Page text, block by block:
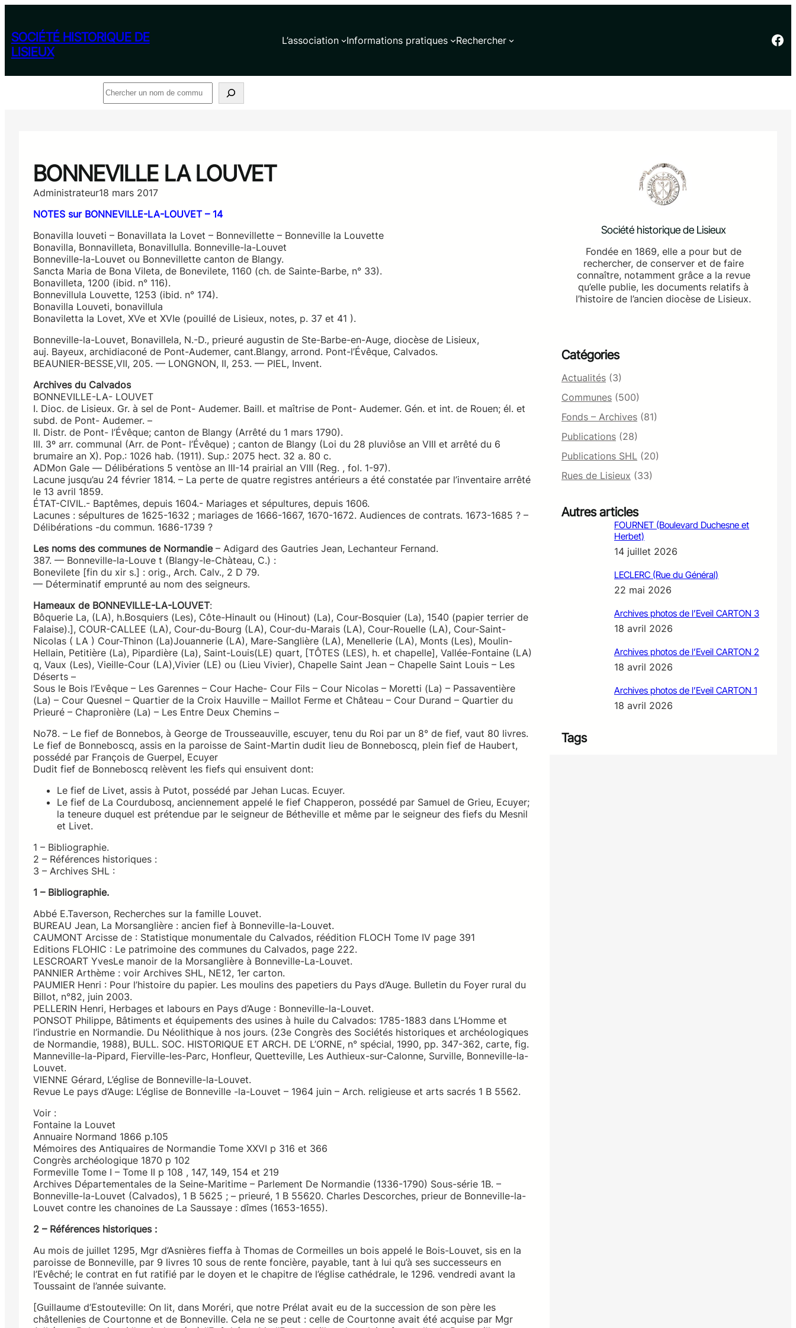
contenu
SOCIÉTÉ HISTORIQUE DE
LISIEUX
L’association Informations pratiques Rechercher Facebook
BONNEVILLE LA LOUVET
Administrateur18 mars 2017
NOTES sur BONNEVILLE-LA-LOUVET – 14
Bonavilla louveti – Bonavillata la Lovet – Bonnevillette – Bonneville la Louvette
Bonavilla, Bonnavilleta, Bonavillulla. Bonneville-la-Louvet
Bonneville-la-Louvet ou Bonnevillette canton de Blangy.
Sancta Maria de Bona Vileta, de Bonevilete, 1160 (ch. de Sainte-Barbe, n° 33).
Bonavilleta, 1200 (ibid. n° 116).
Bonnevillula Louvette, 1253 (ibid. n° 174).
Bonavilla Louveti, bonavillula
Bonaviletta la Lovet, XVe et XVIe (pouillé de Lisieux, notes, p. 37 et 41 ).
Bonneville-la-Louvet, Bonavillela, N.-D., prieuré augustin de Ste-Barbe-en-Auge, diocèse de Lisieux,
auj. Bayeux, archidiaconé de Pont-Audemer, cant.Blangy, arrond. Pont-l’Évêque, Calvados.
BEAUNIER-BESSE,VII, 205. — LONGNON, II, 253. — PIEL, Invent.
Archives du Calvados
BONNEVILLE-LA- LOUVET
I. Dioc. de Lisieux. Gr. à sel de Pont- Audemer. Baill. et maîtrise de Pont- Audemer. Gén. et int. de Rouen; él. et
subd. de Pont- Audemer. –
II. Distr. de Pont- l’Évêque; canton de Blangy (Arrêté du 1 mars 1790).
III. 3º arr. communal (Arr. de Pont- l’Évêque) ; canton de Blangy (Loi du 28 pluviôse an VIII et arrêté du 6
brumaire an X). Pop.: 1026 hab. (1911). Sup.: 2075 hect. 32 a. 80 c.
ADMon Gale ― Délibérations 5 ventòse an III-14 prairial an VIII (Reg. , fol. 1-97).
Lacune jusqu’au 24 février 1814. – La perte de quatre registres antérieurs a été constatée par l’inventaire arrêté
le 13 avril 1859.
ÉTAT-CIVIL.- Baptêmes, depuis 1604.- Mariages et sépultures, depuis 1606.
Lacunes : sépultures de 1625-1632 ; mariages de 1666-1667, 1670-1672. Audiences de contrats. 1673-1685 ? –
Délibérations -du commun. 1686-1739 ?
Les noms des communes de Normandie – Adigard des Gautries Jean, Lechanteur Fernand.
387. — Bonneville-la-Louve t (Blangy-le-Chàteau, C.) :
Bonevilete [fin du xir s.] : orig., Arch. Calv., 2 D 79.
— Déterminatif emprunté au nom des seigneurs.
Hameaux de BONNEVILLE-LA-LOUVET:
Bôquerie La, (LA), h.Bosquiers (Les), Côte-Hinault ou (Hinout) (La), Cour-Bosquier (La), 1540 (papier terrier de
Falaise).], COUR-CALLEE (LA), Cour-du-Bourg (LA), Cour-du-Marais (LA), Cour-Rouelle (LA), Cour-Saint-
Nicolas ( LA ) Cour-Thinon (La)Jouannerie (LA), Mare-Sanglière (LA), Menellerie (LA), Monts (Les), Moulin-
Hellain, Petitière (La), Pipardière (La), Saint-Louis(LE) quart, [TÔTES (LES), h. et chapelle], Vallée-Fontaine (LA)
q, Vaux (Les), Vieille-Cour (LA),Vivier (LE) ou (Lieu Vivier), Chapelle Saint Jean – Chapelle Saint Louis – Les
Déserts –
Sous le Bois l’Evêque – Les Garennes – Cour Hache- Cour Fils – Cour Nicolas – Moretti (La) – Passaventière
(La) – Cour Quesnel – Quartier de la Croix Hauville – Maillot Ferme et Château – Cour Durand – Quartier du
Prieuré – Chapronière (La) – Les Entre Deux Chemins –
No78. – Le fief de Bonnebos, à George de Trousseauville, escuyer, tenu du Roi par un 8° de fief, vaut 80 livres.
Le fief de Bonneboscq, assis en la paroisse de Saint-Martin dudit lieu de Bonneboscq, plein fief de Haubert,
possédé par François de Guerpel, Ecuyer
Dudit fief de Bonneboscq relèvent les fiefs qui ensuivent dont:
Le fief de Livet, assis à Putot, possédé par Jehan Lucas. Ecuyer.
Le fief de La Courdubosq, anciennement appelé le fief Chapperon, possédé par Samuel de Grieu, Ecuyer;
la teneure duquel est prétendue par le seigneur de Bétheville et même par le seigneur des fiefs du Mesnil
et Livet.
1 – Bibliographie.
2 – Références historiques :
3 – Archives SHL :
1 – Bibliographie.
Abbé E.Taverson, Recherches sur la famille Louvet.
BUREAU Jean, La Morsanglière : ancien fief à Bonneville-la-Louvet.
CAUMONT Arcisse de : Statistique monumentale du Calvados, réédition FLOCH Tome IV page 391
Editions FLOHIC : Le patrimoine des communes du Calvados, page 222.
LESCROART YvesLe manoir de la Morsanglière à Bonneville-La-Louvet.
PANNIER Arthème : voir Archives SHL, NE12, 1er carton.
PAUMIER Henri : Pour l’histoire du papier. Les moulins des papetiers du Pays d’Auge. Bulletin du Foyer rural du
Billot, n°82, juin 2003.
PELLERIN Henri, Herbages et labours en Pays d’Auge : Bonneville-la-Louvet.
PONSOT Philippe, Bâtiments et équipements des usines à huile du Calvados: 1785-1883 dans L’Homme et
l’industrie en Normandie. Du Néolithique à nos jours. (23e Congrès des Sociétés historiques et archéologiques
de Normandie, 1988), BULL. SOC. HISTORIQUE ET ARCH. DE L’ORNE, n° spécial, 1990, pp. 347-362, carte, fig.
Manneville-la-Pipard, Fierville-les-Parc, Honfleur, Quetteville, Les Authieux-sur-Calonne, Surville, Bonneville-la-
Louvet.
VIENNE Gérard, L’église de Bonneville-la-Louvet.
Revue Le pays d’Auge: L’église de Bonneville -la-Louvet – 1964 juin – Arch. religieuse et arts sacrés 1 B 5562.
Voir :
Fontaine la Louvet
Annuaire Normand 1866 p.105
Mémoires des Antiquaires de Normandie Tome XXVI p 316 et 366
Congrès archéologique 1870 p 102
Formeville Tome I – Tome II p 108 , 147, 149, 154 et 219
Archives Départementales de la Seine-Maritime – Parlement De Normandie (1336-1790) Sous-série 1B. –
Bonneville-la-Louvet (Calvados), 1 B 5625 ; – prieuré, 1 B 55620. Charles Descorches, prieur de Bonneville-la-
Louvet contre les chanoines de La Saussaye : dîmes (1653-1655).
2 – Références historiques :
Au mois de juillet 1295, Mgr d’Asnières fieffa à Thomas de Cormeilles un bois appelé le Bois-Louvet, sis en la
paroisse de Bonneville, par 9 livres 10 sous de rente foncière, payable, tant à lui qu’à ses successeurs en
l’Evêché; le contrat en fut ratifié par le doyen et le chapitre de l’église cathédrale, le 1296. vendredi avant la
Toussaint de l’année suivante.
[Guillaume d’Estouteville: On lit, dans Moréri, que notre Prélat avait eu de la succession de son père les
châtellenies de Courtonne et de Bonneville. Cela ne se peut : celle de Courtonne avait été acquise par Mgr
Société historique de Lisieux
Fondée en 1869, elle a pour but de
rechercher, de conserver et de faire
connaître, notamment grâce a la revue
qu’elle publie, les documents relatifs à
l’histoire de l’ancien diocèse de Lisieux.
Catégories
Actualités (3)
Communes (500)
Fonds – Archives (81)
Publications (28)
Publications SHL (20)
Rues de Lisieux (33)
Autres articles
FOURNET (Boulevard Duchesne et
Herbet)
14 juillet 2026
LECLERC (Rue du Général)
22 mai 2026
Archives photos de l’Eveil CARTON 3
18 avril 2026
Archives photos de l’Eveil CARTON 2
18 avril 2026
Archives photos de l’Eveil CARTON 1
18 avril 2026
Tags